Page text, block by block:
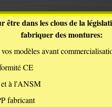
dans les clous de la
fabriquer des montures:
modèles avant
CE
et à l'ANSM
fabricant